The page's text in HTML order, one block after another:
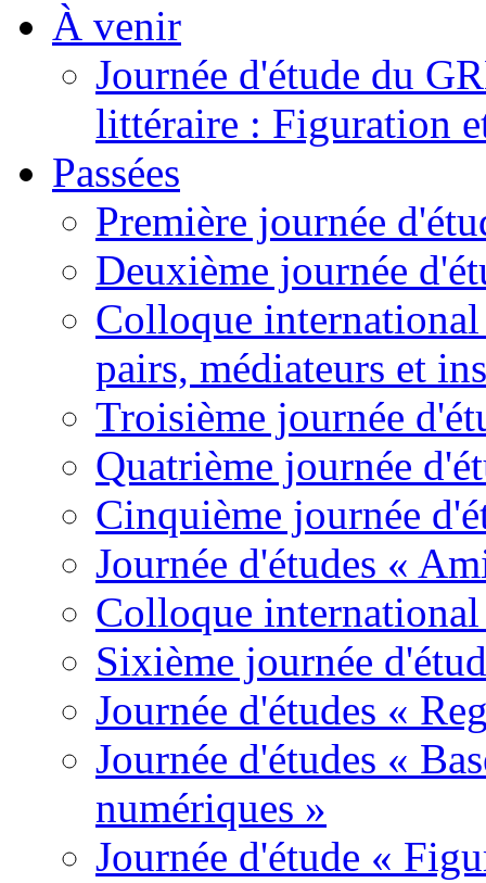
À venir
Journée d'étude du
littéraire : Figuration
Passées
Première journée
Deuxième journée
Colloque
pairs, médiateurs et
Troisième journée
Quatrième journée
Cinquième journée
Journée d'études «
Colloque
Sixième journée
Journée d'études «
Journée d'études «
numériques »
Journée d'étude «